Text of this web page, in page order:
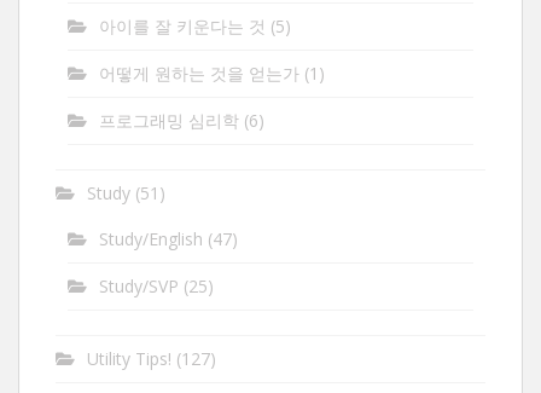
아이를 잘 키운다는 것 (5)
어떻게 원하는 것을 얻는가 (1)
프로그래밍 심리학 (6)
Study (51)
Study/English (47)
Study/SVP (25)
Utility Tips! (127)